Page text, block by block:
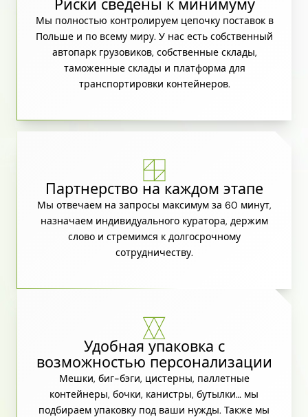
Риски сведены к минимуму
Мы полностью контролируем цепочку поставок в
Польше и по всему миру. У нас есть собственный
автопарк грузовиков, собственные склады,
таможенные склады и платформа для
транспортировки контейнеров.
Партнерство на каждом этапе
Мы отвечаем на запросы максимум за 60 минут,
назначаем индивидуального куратора, держим
слово и стремимся к долгосрочному
сотрудничеству.
Удобная упаковка с
возможностью персонализации
Мешки, биг-бэги, цистерны, паллетные
контейнеры, бочки, канистры, бутылки… мы
подбираем упаковку под ваши нужды. Также мы